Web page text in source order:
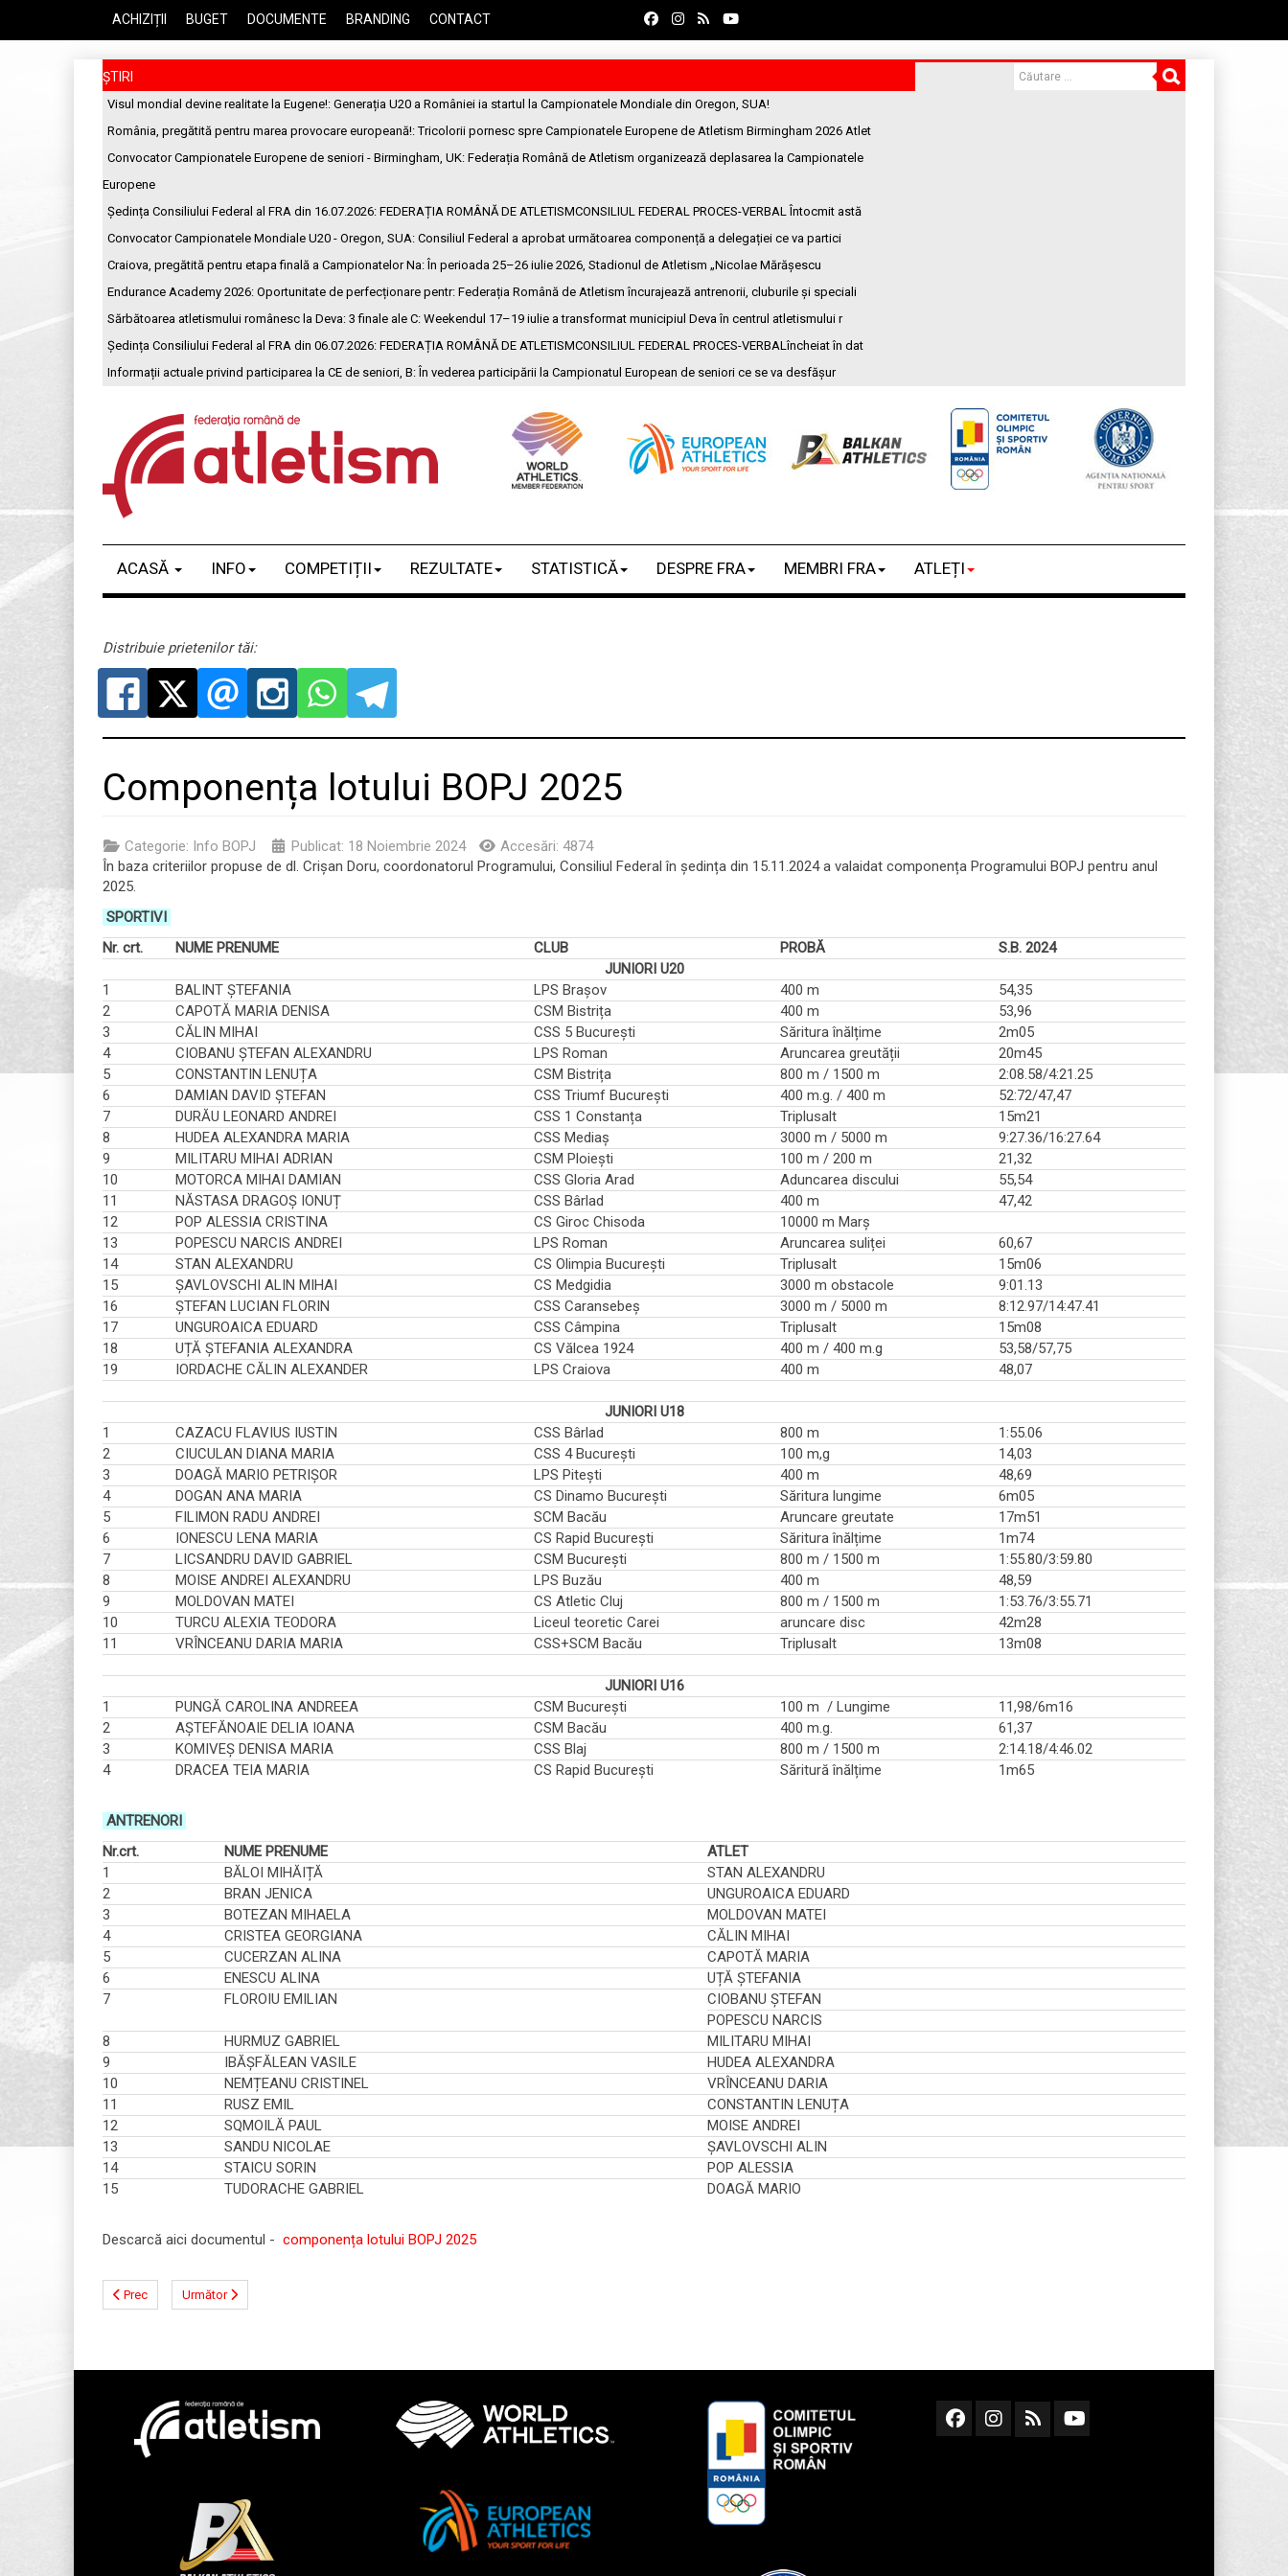
ACHIZIȚII BUGET DOCUMENTE BRANDING CONTACT
ȘTIRI
Visul mondial devine realitate la Eugene!: Generația U20 a României ia startul la Campionatele Mondiale din Oregon, SUA!
România, pregătită pentru marea provocare europeană!: Tricolorii pornesc spre Campionatele Europene de Atletism Birmingham 2026 Atlet
Convocator Campionatele Europene de seniori - Birmingham, UK: Federația Română de Atletism organizează deplasarea la Campionatele
Europene
Ședința Consiliului Federal al FRA din 16.07.2026: FEDERAȚIA ROMÂNĂ DE ATLETISMCONSILIUL FEDERAL PROCES-VERBAL Întocmit astă
Convocator Campionatele Mondiale U20 - Oregon, SUA: Consiliul Federal a aprobat următoarea componență a delegației ce va partici
Craiova, pregătită pentru etapa finală a Campionatelor Na: În perioada 25–26 iulie 2026, Stadionul de Atletism „Nicolae Mărășescu
Endurance Academy 2026: Oportunitate de perfecționare pentr: Federația Română de Atletism încurajează antrenorii, cluburile și speciali
Sărbătoarea atletismului românesc la Deva: 3 finale ale C: Weekendul 17–19 iulie a transformat municipiul Deva în centrul atletismului r
Ședința Consiliului Federal al FRA din 06.07.2026: FEDERAȚIA ROMÂNĂ DE ATLETISMCONSILIUL FEDERAL PROCES-VERBALîncheiat în dat
Informații actuale privind participarea la CE de seniori, B: În vederea participării la Campionatul European de seniori ce se va desfășur
ACASĂ INFO COMPETIȚII REZULTATE STATISTICĂ DESPRE FRA MEMBRI FRA ATLEȚI
Distribuie prietenilor tăi:
Componența lotului BOPJ 2025
Categorie: Info BOPJ Publicat: 18 Noiembrie 2024
Accesări: 4874
În baza criteriilor propuse de dl. Crișan Doru, coordonatorul Programului, Consiliul Federal în ședința din 15.11.2024 a valaidat componența Programului BOPJ pentru anul
2025.
SPORTIVI
Nr. crt.
NUME PRENUME CLUB PROBĂ
S.B. 2024
JUNIORI U20
1
BALINT ȘTEFANIA LPS Brașov 400 m
54,35
2
CAPOTĂ MARIA DENISA CSM Bistrița 400 m
53,96
3
CĂLIN MIHAI CSS 5 București Săritura înălțime
2m05
4
CIOBANU ȘTEFAN ALEXANDRU LPS Roman Aruncarea greutății
20m45
5
CONSTANTIN LENUȚA CSM Bistrița 800 m / 1500 m
2:08.58/4:21.25
6
DAMIAN DAVID ȘTEFAN CSS Triumf București 400 m.g. / 400 m
52:72/47,47
7
DURĂU LEONARD ANDREI CSS 1 Constanța Triplusalt
15m21
8
HUDEA ALEXANDRA MARIA CSS Mediaș 3000 m / 5000 m
9:27.36/16:27.64
9
MILITARU MIHAI ADRIAN CSM Ploiești 100 m / 200 m
21,32
10
MOTORCA MIHAI DAMIAN CSS Gloria Arad Aduncarea discului
55,54
11
NĂSTASA DRAGOȘ IONUȚ CSS Bârlad 400 m
47,42
12
POP ALESSIA CRISTINA CS Giroc Chisoda
10000 m Marș
13
POPESCU NARCIS ANDREI LPS Roman Aruncarea suliței
60,67
14
STAN ALEXANDRU CS Olimpia București Triplusalt
15m06
15
ȘAVLOVSCHI ALIN MIHAI CS Medgidia 3000 m obstacole
9:01.13
16
ȘTEFAN LUCIAN FLORIN CSS Caransebeș 3000 m / 5000 m
8:12.97/14:47.41
17
UNGUROAICA EDUARD CSS Câmpina Triplusalt
15m08
18
UȚĂ ȘTEFANIA ALEXANDRA CS Vălcea 1924 400 m / 400 m.g
53,58/57,75
19
IORDACHE CĂLIN ALEXANDER LPS Craiova 400 m 48,07
JUNIORI U18
1
CAZACU FLAVIUS IUSTIN CSS Bârlad 800 m
1:55.06
2
CIUCULAN DIANA MARIA CSS 4 București 100 m,g
14,03
3
DOAGĂ MARIO PETRIȘOR LPS Pitești 400 m
48,69
4
DOGAN ANA MARIA CS Dinamo București Săritura lungime
6m05
5
FILIMON RADU ANDREI SCM Bacău Aruncare greutate
17m51
6
IONESCU LENA MARIA CS Rapid București Săritura înălțime
1m74
7
LICSANDRU DAVID GABRIEL CSM București 800 m / 1500 m
1:55.80/3:59.80
8
MOISE ANDREI ALEXANDRU LPS Buzău 400 m
48,59
9
MOLDOVAN MATEI CS Atletic Cluj 800 m / 1500 m
1:53.76/3:55.71
10
TURCU ALEXIA TEODORA Liceul teoretic Carei aruncare disc
42m28
11
VRÎNCEANU DARIA MARIA CSS+SCM Bacău Triplusalt 13m08
JUNIORI U16
1
PUNGĂ CAROLINA ANDREEA CSM București 100 m / Lungime
11,98/6m16
2
AȘTEFĂNOAIE DELIA IOANA CSM Bacău 400 m.g.
61,37
3
KOMIVEȘ DENISA MARIA CSS Blaj 800 m / 1500 m
2:14.18/4:46.02
4
DRACEA TEIA MARIA CS Rapid București Săritură înălțime 1m65
ANTRENORI
Nr.crt.
NUME PRENUME
ATLET
1
BĂLOI MIHĂIȚĂ
STAN ALEXANDRU
2
BRAN JENICA
UNGUROAICA EDUARD
3
BOTEZAN MIHAELA
MOLDOVAN MATEI
4
CRISTEA GEORGIANA
CĂLIN MIHAI
5
CUCERZAN ALINA
CAPOTĂ MARIA
6
ENESCU ALINA
UȚĂ ȘTEFANIA
7
FLOROIU EMILIAN
CIOBANU ȘTEFAN
POPESCU NARCIS
8
HURMUZ GABRIEL
MILITARU MIHAI
9
IBĂȘFĂLEAN VASILE
HUDEA ALEXANDRA
10
NEMȚEANU CRISTINEL
VRÎNCEANU DARIA
11
RUSZ EMIL
CONSTANTIN LENUȚA
12
SQMOILĂ PAUL
MOISE ANDREI
13
SANDU NICOLAE
ȘAVLOVSCHI ALIN
14
STAICU SORIN
POP ALESSIA
15
TUDORACHE GABRIEL DOAGĂ MARIO
Descarcă aici documentul - componența lotului BOPJ 2025
Prec Următor